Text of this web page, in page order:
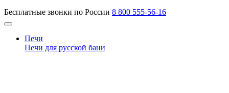
Бесплатные звонки по России 8 800 555-56-16
Печи
Печи для русской бани